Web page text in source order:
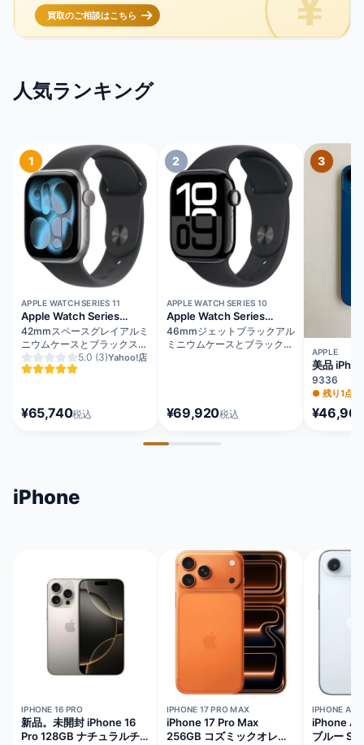
人気ランキング
1
在庫切れ
APPLE WATCH SERIES 11
Apple Watch Series
11（GPSモデル）
42mmスペースグレイアルミ
ニウムケースとブラックスポ
ーツバンド - S/M
MEQW4J/A
5.0 (3)Yahoo!店
¥65,740税込
2
在庫切れ
APPLE WATCH SERIES 10
Apple Watch Series
10（GPS + Cellularモデ
ル）
46mmジェットブラックアル
ミニウムケースとブラックス
¥69,920税込
3
APPLE
美品
ルー バッ
MLNG3J/
9336
● 残り1点
iPhone
IPHONE 16 PRO
新品。未開封 iPhone 16
Pro 128GB ナチュラルチ
IPHONE 17 PRO MAX
iPhone 17 Pro Max
256GB コズミックオレン
IPHONE AIR
iPhone
ブルー